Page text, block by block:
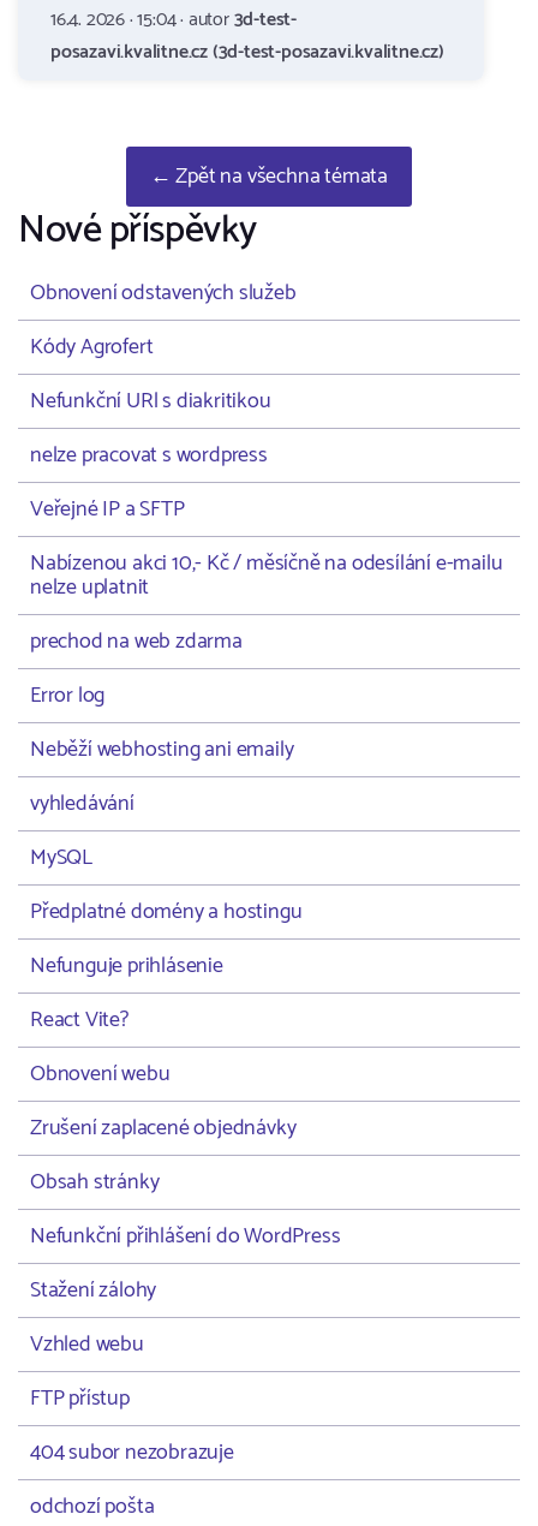
16.4. 2026 · 15:04 · autor3d-test-
posazavi.kvalitne.cz (3d-test-posazavi.kvalitne.cz)
← Zpět na všechna témata
Nové příspěvky
Obnovení odstavených služeb
Kódy Agrofert
Nefunkční URl s diakritikou
nelze pracovat s wordpress
Veřejné IP a SFTP
Nabízenou akci 10,- Kč / měsíčně na odesílání e-mailu
nelze uplatnit
prechod na web zdarma
Error log
Neběží webhosting ani emaily
vyhledávání
MySQL
Předplatné domény a hostingu
Nefunguje prihlásenie
React Vite?
Obnovení webu
Zrušení zaplacené objednávky
Obsah stránky
Nefunkční přihlášení do WordPress
Stažení zálohy
Vzhled webu
FTP přístup
404 subor nezobrazuje
odchozí pošta